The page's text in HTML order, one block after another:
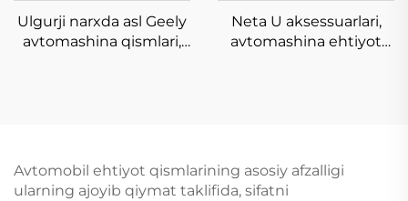
Ulgurji narxda asl Geely
avtomashina qismlari,
2025
Neta U aksessuarlari,
avtomashina ehtiyot
Avtomobil ehtiyot qismlarining asosiy afzalligi
ularning ajoyib qiymat taklifida, sifatni